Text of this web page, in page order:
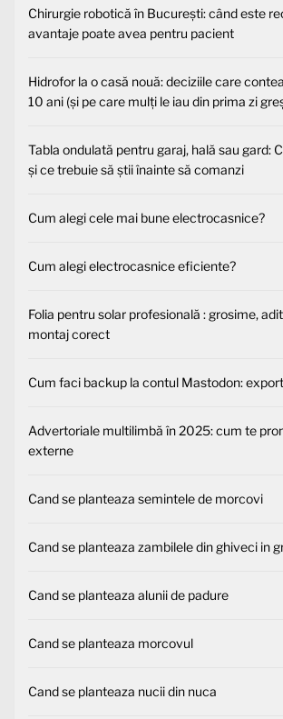
Chirurgie robotică în București: când este
avantaje poate avea pentru pacient
Hidrofor la o casă nouă: deciziile care
10 ani (și pe care mulți le iau din prima zi
Tabla ondulată pentru garaj, hală sau gard:
și ce trebuie să știi înainte să comanzi
Cum alegi cele mai bune electrocasnice?
Cum alegi electrocasnice eficiente?
Folia pentru solar profesională : grosime,
montaj corect
Cum faci backup la contul Mastodon:
Advertoriale multilimbă în 2025: cum te
externe
Cand se planteaza semintele de morcovi
Cand se planteaza zambilele din ghiveci in
Cand se planteaza alunii de padure
Cand se planteaza morcovul
Cand se planteaza nucii din nuca